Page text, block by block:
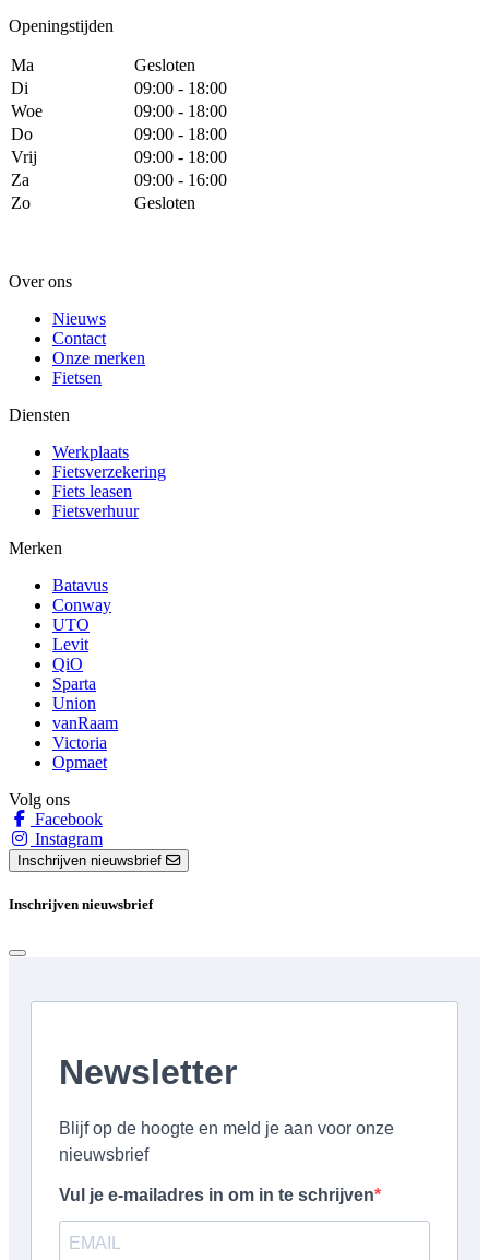
Openingstijden
Ma
Gesloten
Di
09:00 - 18:00
Woe
09:00 - 18:00
Do
09:00 - 18:00
Vrij
09:00 - 18:00
Za
09:00 - 16:00
Zo
Gesloten
Over ons
Nieuws
Contact
Onze merken
Fietsen
Diensten
Werkplaats
Fietsverzekering
Fiets leasen
Fietsverhuur
Merken
Batavus
Conway
UTO
Levit
QiO
Sparta
Union
vanRaam
Victoria
Opmaet
Volg ons
Facebook
Instagram
Inschrijven nieuwsbrief
Inschrijven nieuwsbrief